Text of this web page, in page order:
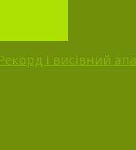
і висівний